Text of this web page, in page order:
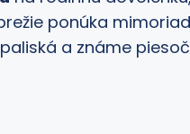
ponúka
a známe